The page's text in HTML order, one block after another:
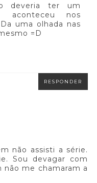
deveria ter um
aconteceu nos
uma olhada nas
=D
RESPONDER
não assisti a série.
Sou devagar com
não me chamaram a